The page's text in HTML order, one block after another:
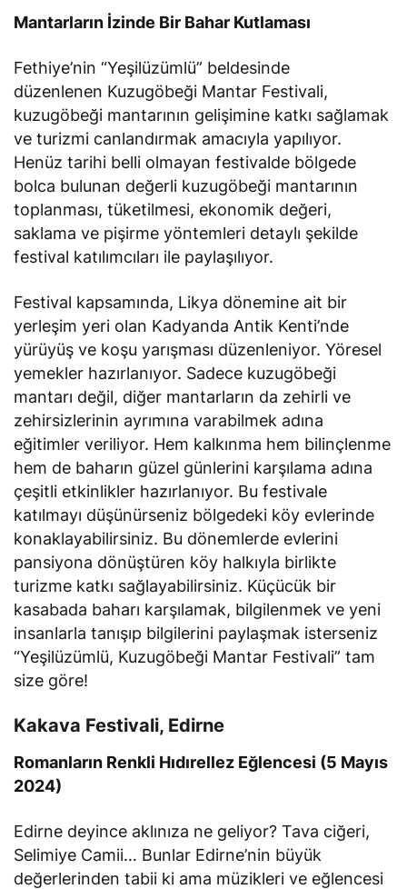
Mantarların İzinde Bir Bahar Kutlaması
Fethiye’nin “Yeşilüzümlü” beldesinde
düzenlenen Kuzugöbeği Mantar Festivali,
kuzugöbeği mantarının gelişimine katkı sağlamak
ve turizmi canlandırmak amacıyla yapılıyor.
Henüz tarihi belli olmayan festivalde bölgede
bolca bulunan değerli kuzugöbeği mantarının
toplanması, tüketilmesi, ekonomik değeri,
saklama ve pişirme yöntemleri detaylı şekilde
festival katılımcıları ile paylaşılıyor.
Festival kapsamında, Likya dönemine ait bir
yerleşim yeri olan Kadyanda Antik Kenti’nde
yürüyüş ve koşu yarışması düzenleniyor. Yöresel
yemekler hazırlanıyor. Sadece kuzugöbeği
mantarı değil, diğer mantarların da zehirli ve
zehirsizlerinin ayrımına varabilmek adına
eğitimler veriliyor. Hem kalkınma hem bilinçlenme
hem de baharın güzel günlerini karşılama adına
çeşitli etkinlikler hazırlanıyor. Bu festivale
katılmayı düşünürseniz bölgedeki köy evlerinde
konaklayabilirsiniz. Bu dönemlerde evlerini
pansiyona dönüştüren köy halkıyla birlikte
turizme katkı sağlayabilirsiniz. Küçücük bir
kasabada baharı karşılamak, bilgilenmek ve yeni
insanlarla tanışıp bilgilerini paylaşmak isterseniz
“Yeşilüzümlü, Kuzugöbeği Mantar Festivali” tam
size göre!
Kakava Festivali, Edirne
Romanların Renkli Hıdırellez Eğlencesi (5 Mayıs
2024)
Edirne deyince aklınıza ne geliyor? Tava ciğeri,
Selimiye Camii… Bunlar Edirne’nin büyük
değerlerinden tabii ki ama müzikleri ve eğlencesi